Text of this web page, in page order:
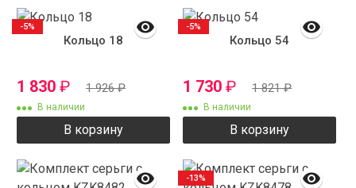
Кольцо 18
1 830 ₽ 1 926₽
В наличии
В корзину
-5%
Кольцо 54
1 730 ₽ 1 821₽
В наличии
В корзину
-5%
-13%